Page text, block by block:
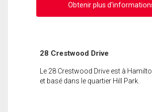
Obtenir plus
28 Crestwood Drive
Le 28 Crestwood Drive est à
et basé dans le quartier Hill Park.